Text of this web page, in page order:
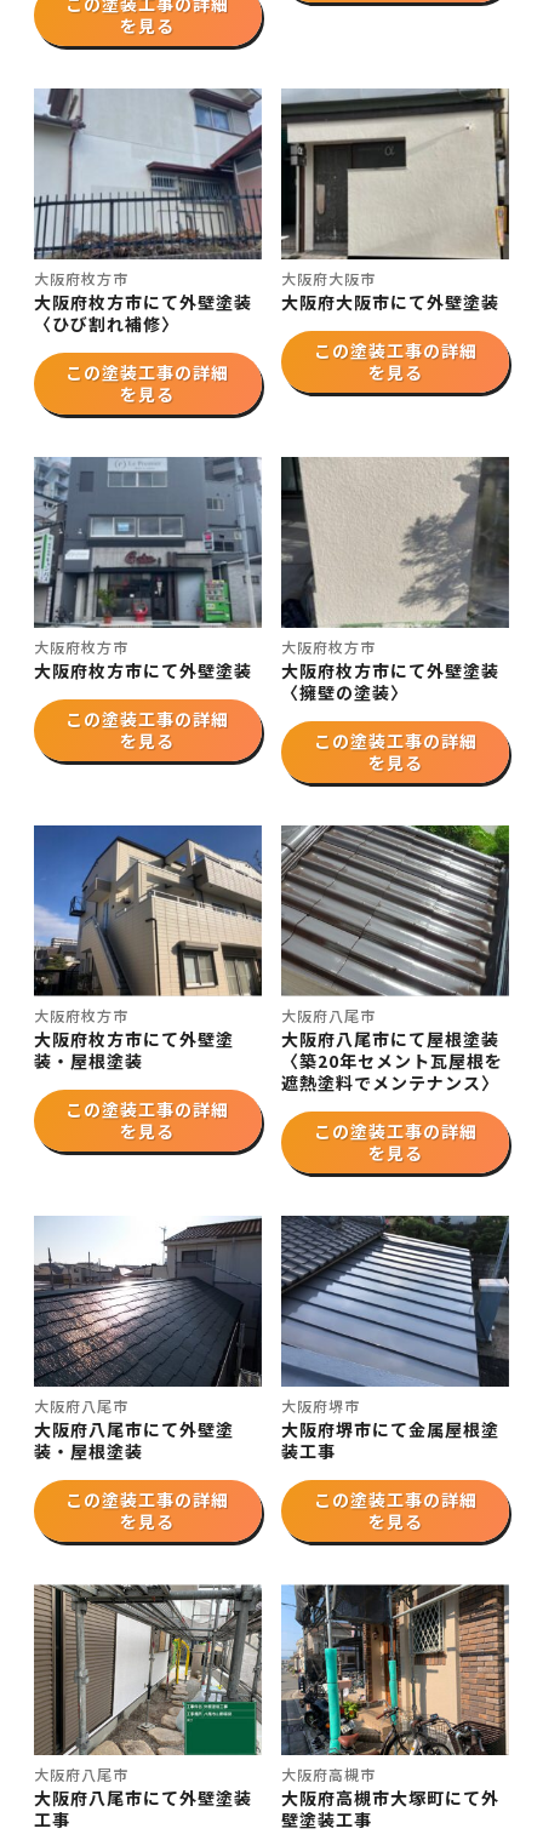
を見る
大阪府枚方市
大阪府枚方市にて外壁塗装
〈ひび割れ補修〉
この塗装工事の詳細
を見る
大阪府大阪市
大阪府大阪市にて外壁塗装
この塗装工事の詳細
を見る
大阪府枚方市
大阪府枚方市にて外壁塗装
この塗装工事の詳細
を見る
大阪府枚方市
大阪府枚方市にて外壁塗装
〈擁壁の塗装〉
この塗装工事の詳細
を見る
大阪府枚方市
大阪府枚方市にて外壁塗
装・屋根塗装
この塗装工事の詳細
を見る
大阪府八尾市
大阪府八尾市にて屋根塗装
〈築20年セメント瓦屋根を
遮熱塗料でメンテナンス〉
この塗装工事の詳細
を見る
大阪府八尾市
大阪府八尾市にて外壁塗
装・屋根塗装
この塗装工事の詳細
を見る
大阪府堺市
大阪府堺市にて金属屋根塗
装工事
この塗装工事の詳細
を見る
大阪府八尾市
大阪府八尾市にて外壁塗装
工事
大阪府高槻市
大阪府高槻市大塚町にて外
壁塗装工事